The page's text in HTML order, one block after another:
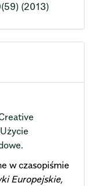
(2013)
.
w czasopiśmie
Europejskie,